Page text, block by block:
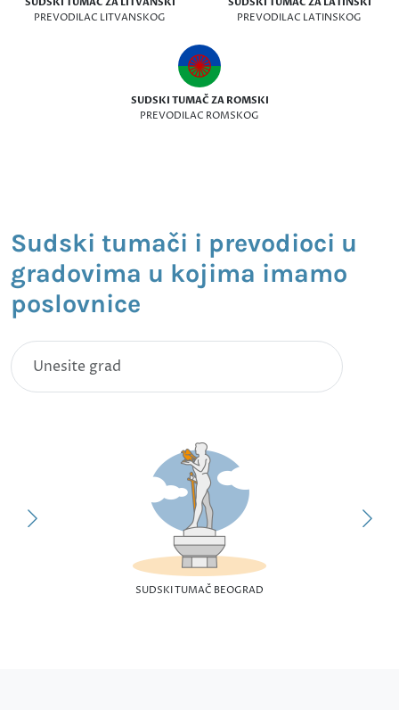
PREVODILAC LITVANSKOG
PREVODILAC LATINSKOG
SUDSKI TUMAČ ZA ROMSKI
PREVODILAC ROMSKOG
Sudski tumači i prevodioci u
gradovima u kojima imamo
poslovnice
SUDSKI TUMAČ BEOGRAD